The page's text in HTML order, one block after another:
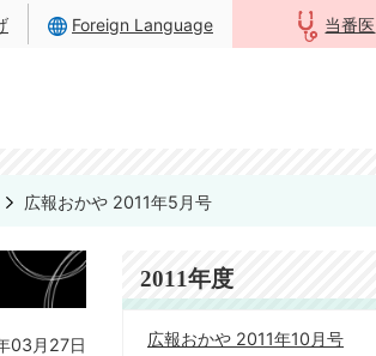
Foreign Language 当番医
広報おかや 2011年5月号
03月27日
2011年度
広報おかや 2011年10月号